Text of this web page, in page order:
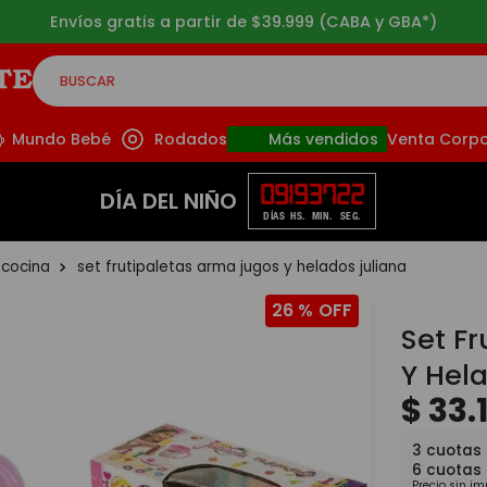
(CABA y GBA*)
BUSCAR
Mundo Bebé Rodados Más vendidos Venta
DÍA DEL NIÑO 09
DÍAS
19
HS.
37
MIN.
21
SEG.
set frutipaletas arma jugos y helados juliana
26 %
Set
Y
$33.
3 cuotas
6 cuotas